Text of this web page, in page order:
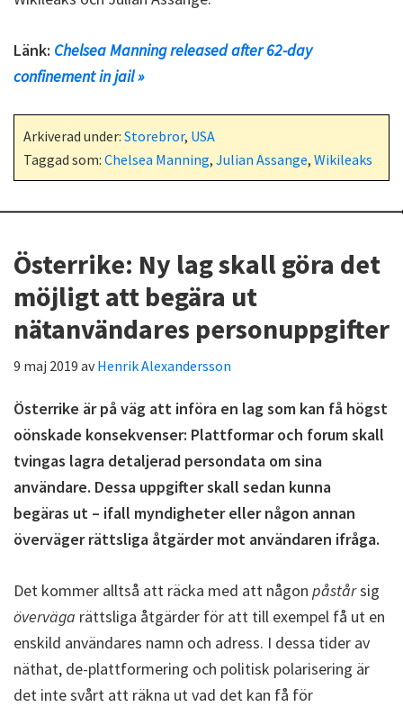
Länk: Chelsea Manning released after 62-day
confinement in jail »
Arkiverad under: Storebror, USA
Taggad som: Chelsea Manning, Julian Assange, Wikileaks
Österrike: Ny lag skall göra det
möjligt att begära ut
nätanvändares personuppgifter
9 maj 2019 avHenrik Alexandersson
Österrike är på väg att införa en lag som kan få högst
oönskade konsekvenser: Plattformar och forum skall
tvingas lagra detaljerad persondata om sina
användare. Dessa uppgifter skall sedan kunna
begäras ut – ifall myndigheter eller någon annan
överväger rättsliga åtgärder mot användaren ifråga.
Det kommer alltså att räcka med att någon påstårsig
överväga rättsliga åtgärder för att till exempel få ut en
enskild användares namn och adress. I dessa tider av
näthat, de-plattformering och politisk polarisering är
det inte svårt att räkna ut vad det kan få för